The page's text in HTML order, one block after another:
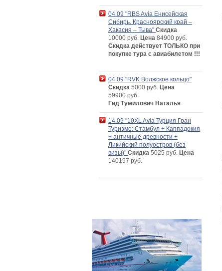
04.09 "RBS Avia Енисейская
Сибирь. Красноярский край –
Хакасия – Тыва" Скидка
10000 руб. Цена 84900 руб.
Скидка действует ТОЛЬКО при
покупке тура с авиабилетом !!!
04.09 "RVK Волжское кольцо"
Скидка 5000 руб. Цена
59900 руб.
Гид Тумилович Наталья
14.09 "10XL Avia Турция Гран
Туризмо: Стамбул + Каппадокия
+ античные древности +
Ликийский полуостров (без
визы)" Скидка 5025 руб. Цена
140197 руб.